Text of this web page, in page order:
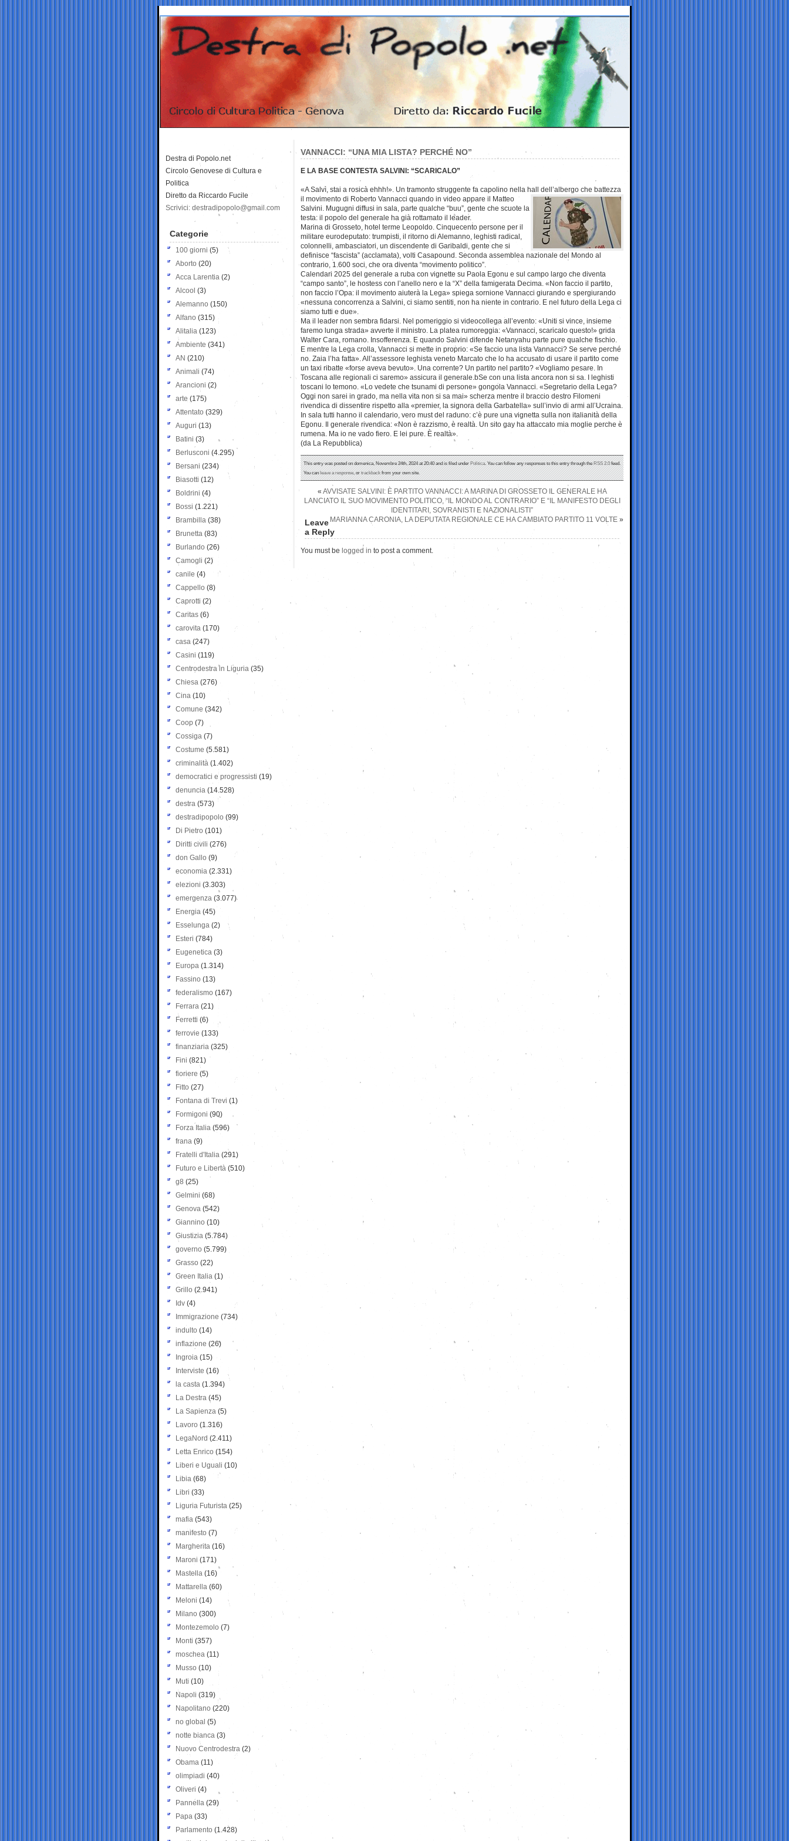
VANNACCI: “UNA MIA LISTA? PERCHÉ NO”
E LA BASE CONTESTA SALVINI: “SCARICALO”
«A Salvì, stai a rosicà ehhh!». Un tramonto struggente fa capolino nella hall dell’albergo che battezza
il movimento di Roberto Vannacci quando in video appare il Matteo
Salvini. Mugugni diffusi in sala, parte qualche “buu”, gente che scuote la
testa: il popolo del generale ha già rottamato il leader.
Marina di Grosseto, hotel terme Leopoldo. Cinquecento persone per il
militare eurodeputato: trumpisti, il ritorno di Alemanno, leghisti radical,
colonnelli, ambasciatori, un discendente di Garibaldi, gente che si
definisce “fascista” (acclamata), volti Casapound. Seconda assemblea nazionale del Mondo al
contrario, 1.600 soci, che ora diventa “movimento politico”.
Calendari 2025 del generale a ruba con vignette su Paola Egonu e sul campo largo che diventa
“campo santo”, le hostess con l’anello nero e la “X” della famigerata Decima. «Non faccio il partito,
non faccio l’Opa: il movimento aiuterà la Lega» spiega sornione Vannacci giurando e spergiurando
«nessuna concorrenza a Salvini, ci siamo sentiti, non ha niente in contrario. E nel futuro della Lega ci
siamo tutti e due».
Ma il leader non sembra fidarsi. Nel pomeriggio si videocollega all’evento: «Uniti si vince, insieme
faremo lunga strada» avverte il ministro. La platea rumoreggia: «Vannacci, scaricalo questo!» grida
Walter Cara, romano. Insofferenza. E quando Salvini difende Netanyahu parte pure qualche fischio.
E mentre la Lega crolla, Vannacci si mette in proprio: «Se faccio una lista Vannacci? Se serve perché
no. Zaia l’ha fatta». All’assessore leghista veneto Marcato che lo ha accusato di usare il partito come
un taxi ribatte «forse aveva bevuto». Una corrente? Un partito nel partito? «Vogliamo pesare. In
Toscana alle regionali ci saremo» assicura il generale.bSe con una lista ancora non si sa. I leghisti
toscani lo temono. «Lo vedete che tsunami di persone» gongola Vannacci. «Segretario della Lega?
Oggi non sarei in grado, ma nella vita non si sa mai» scherza mentre il braccio destro Filomeni
rivendica di dissentire rispetto alla «premier, la signora della Garbatella» sull’invio di armi all’Ucraina.
In sala tutti hanno il calendario, vero must del raduno: c’è pure una vignetta sulla non italianità della
Egonu. Il generale rivendica: «Non è razzismo, è realtà. Un sito gay ha attaccato mia moglie perche è
rumena. Ma io ne vado fiero. E lei pure. È realtà».
(da La Repubblica)
This entry was posted on domenica, Novembre 24th, 2024 at 20:40 and is filed underPolitica. You can follow any responses to this entry through theRSS 2.0feed.
You canleave a response, ortrackbackfrom your own site.
« AVVISATE SALVINI: È PARTITO VANNACCI: A MARINA DI GROSSETO IL GENERALE HA
LANCIATO IL SUO MOVIMENTO POLITICO, “IL MONDO AL CONTRARIO” E “IL MANIFESTO DEGLI
IDENTITARI, SOVRANISTI E NAZIONALISTI”
MARIANNA CARONIA, LA DEPUTATA REGIONALE CE HA CAMBIATO PARTITO 11 VOLTE »
Leave
a Reply
You must be logged in to post a comment.
Destra di Popolo.net
Circolo Genovese di Cultura e
Politica
Diretto da Riccardo Fucile
Scrivici: destradipopolo@gmail.com
Categorie
100 giorni (5)
Aborto (20)
Acca Larentia (2)
Alcool (3)
Alemanno (150)
Alfano (315)
Alitalia (123)
Ambiente (341)
AN (210)
Animali (74)
Arancioni (2)
arte (175)
Attentato (329)
Auguri (13)
Batini (3)
Berlusconi (4.295)
Bersani (234)
Biasotti (12)
Boldrini (4)
Bossi (1.221)
Brambilla (38)
Brunetta (83)
Burlando (26)
Camogli (2)
canile (4)
Cappello (8)
Caprotti (2)
Caritas (6)
carovita (170)
casa (247)
Casini (119)
Centrodestra in Liguria (35)
Chiesa (276)
Cina (10)
Comune (342)
Coop (7)
Cossiga (7)
Costume (5.581)
criminalità (1.402)
democratici e progressisti (19)
denuncia (14.528)
destra (573)
destradipopolo (99)
Di Pietro (101)
Diritti civili (276)
don Gallo (9)
economia (2.331)
elezioni (3.303)
emergenza (3.077)
Energia (45)
Esselunga (2)
Esteri (784)
Eugenetica (3)
Europa (1.314)
Fassino (13)
federalismo (167)
Ferrara (21)
Ferretti (6)
ferrovie (133)
finanziaria (325)
Fini (821)
fioriere (5)
Fitto (27)
Fontana di Trevi (1)
Formigoni (90)
Forza Italia (596)
frana (9)
Fratelli d'Italia (291)
Futuro e Libertà (510)
g8 (25)
Gelmini (68)
Genova (542)
Giannino (10)
Giustizia (5.784)
governo (5.799)
Grasso (22)
Green Italia (1)
Grillo (2.941)
Idv (4)
Immigrazione (734)
indulto (14)
inflazione (26)
Ingroia (15)
Interviste (16)
la casta (1.394)
La Destra (45)
La Sapienza (5)
Lavoro (1.316)
LegaNord (2.411)
Letta Enrico (154)
Liberi e Uguali (10)
Libia (68)
Libri (33)
Liguria Futurista (25)
mafia (543)
manifesto (7)
Margherita (16)
Maroni (171)
Mastella (16)
Mattarella (60)
Meloni (14)
Milano (300)
Montezemolo (7)
Monti (357)
moschea (11)
Musso (10)
Muti (10)
Napoli (319)
Napolitano (220)
no global (5)
notte bianca (3)
Nuovo Centrodestra (2)
Obama (11)
olimpiadi (40)
Oliveri (4)
Pannella (29)
Papa (33)
Parlamento (1.428)